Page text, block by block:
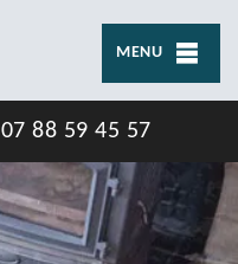
MENU
07 88 59 45 57